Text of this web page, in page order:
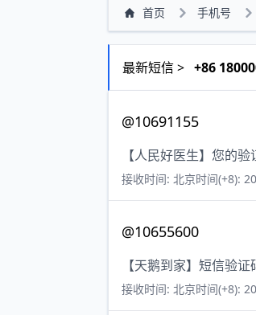
首页 手机号
最新短信 > +86
@10691155
【人民好医生】您的
接收时间: 北京时间(+8):
@10655600
【天鹅到家】短信验
接收时间: 北京时间(+8):